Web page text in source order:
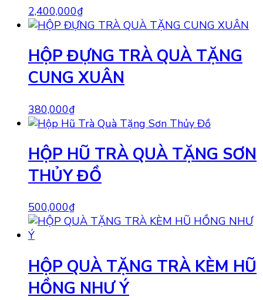
2,400,000₫
HỘP ĐỰNG TRÀ QUÀ TẶNG
CUNG XUÂN
380,000₫
HỘP HŨ TRÀ QUÀ TẶNG SƠN
THỦY ĐỒ
500,000₫
HỘP QUÀ TẶNG TRÀ KÈM HŨ
HỒNG NHƯ Ý